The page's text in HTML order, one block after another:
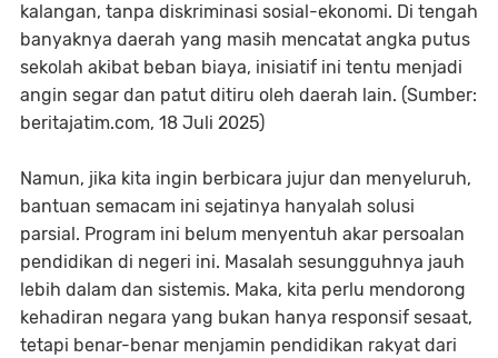
kalangan, tanpa diskriminasi sosial-ekonomi. Di tengah
banyaknya daerah yang masih mencatat angka putus
sekolah akibat beban biaya, inisiatif ini tentu menjadi
angin segar dan patut ditiru oleh daerah lain. (Sumber:
beritajatim.com, 18 Juli 2025)
Namun, jika kita ingin berbicara jujur dan menyeluruh,
bantuan semacam ini sejatinya hanyalah solusi
parsial. Program ini belum menyentuh akar persoalan
pendidikan di negeri ini. Masalah sesungguhnya jauh
lebih dalam dan sistemis. Maka, kita perlu mendorong
kehadiran negara yang bukan hanya responsif sesaat,
tetapi benar-benar menjamin pendidikan rakyat dari